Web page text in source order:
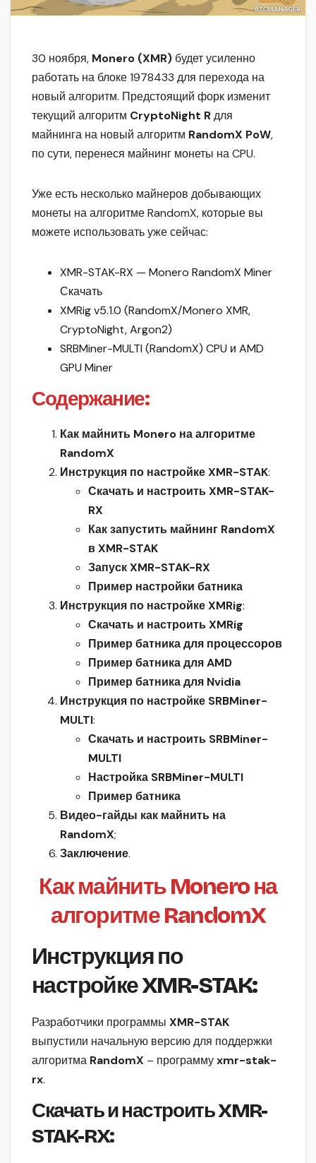
30 ноября, Monero (XMR) будет усиленно
работать на блоке 1978433 для перехода на
новый алгоритм. Предстоящий форк изменит
текущий алгоритм CryptoNight Rдля
майнинга на новый алгоритм RandomX PoW,
по сути, перенеся майнинг монеты на CPU.
Уже есть несколько майнеров добывающих
монеты на алгоритме RandomX, которые вы
можете использовать уже сейчас:
XMR-STAK-RX — Monero RandomX Miner
Скачать
XMRig v5.1.0 (RandomX/Monero XMR,
CryptoNight, Argon2)
SRBMiner-MULTI (RandomX) CPU и AMD
GPU Miner
Содержание:
Как майнить Monero на алгоритме
RandomX
Инструкция по настройке XMR-STAK:
Скачать и настроить XMR-STAK-
RX
Как запустить майнинг RandomX
в XMR-STAK
Запуск XMR-STAK-RX
Пример настройки батника
Инструкция по настройке XMRig:
Скачать и настроить XMRig
Пример батника для процессоров
Пример батника для AMD
Пример батника для Nvidia
Инструкция по настройке SRBMiner-
MULTI:
Скачать и настроить SRBMiner-
MULTI
Настройка SRBMiner-MULTI
Пример батника
Видео-гайды как майнить на
RandomX;
Заключение.
Как майнить Monero на
алгоритме RandomX
Инструкция по
настройке XMR-STAK:
Разработчики программы XMR-STAK
выпустили начальную версию для поддержки
алгоритма RandomX – программуxmr-stak-
rx.
Скачать и настроить XMR-
STAK-RX: